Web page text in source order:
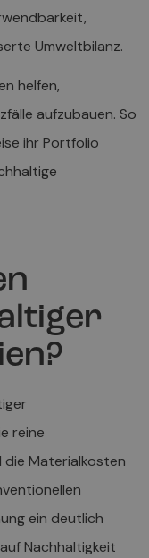
Umweltbilanz.
helfen,
aufzubauen. So
ihr Portfolio
reine
die Materialkosten
ein deutlich
Nachhaltigkeit